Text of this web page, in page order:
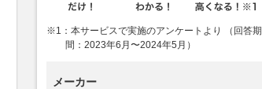
※1：本サービスで実施のアンケートより （回答期
間：2023年6月〜2024年5月）
メーカー